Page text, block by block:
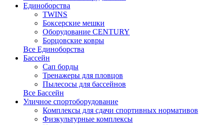
Единоборства
TWINS
Боксерские мешки
Оборудование CENTURY
Борцовские ковры
Все Единоборства
Бассейн
Сап борды
Тренажеры для пловцов
Пылесосы для бассейнов
Все Бассейн
Уличное спортоборудование
Комплексы для сдачи спортивных нормативов
Физкультурные комплексы